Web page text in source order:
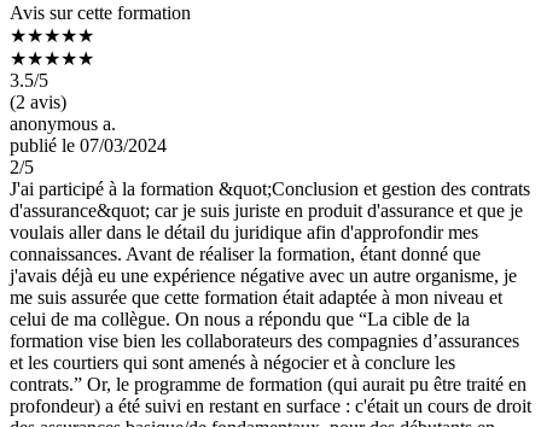
Avis sur cette formation
★★★★★
★★★★★
3.5/5
(2 avis)
anonymous a.
publié le 07/03/2024
2/5
J'ai participé à la formation &quot;Conclusion et gestion des contrats
d'assurance&quot; car je suis juriste en produit d'assurance et que je
voulais aller dans le détail du juridique afin d'approfondir mes
connaissances. Avant de réaliser la formation, étant donné que
j'avais déjà eu une expérience négative avec un autre organisme, je
me suis assurée que cette formation était adaptée à mon niveau et
celui de ma collègue. On nous a répondu que “La cible de la
formation vise bien les collaborateurs des compagnies d’assurances
et les courtiers qui sont amenés à négocier et à conclure les
contrats.” Or, le programme de formation (qui aurait pu être traité en
profondeur) a été suivi en restant en surface : c'était un cours de droit